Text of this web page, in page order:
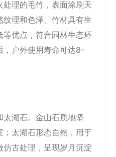
理的毛竹，表面涂刷天
理和色泽。竹材具有生
优点，符合园林生态环
，户外使用寿命可达8-
湖石。金山石质地坚
太湖石形态自然，用于
古处理，呈现岁月沉淀